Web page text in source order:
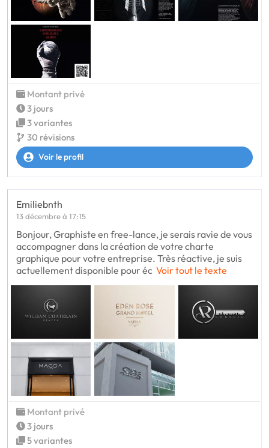
Montant privé
3 jours
3 variantes
30 révisions
Voir le profil
Emiliebnth
13 décembre à 17:15
Bonjour, Graphiste en free-lance, je serais ravie de vous
accompagner dans la création de votre charte
graphique pour votre entreprise. Très réactive, je suis
actuellement disponible pour éc Voir tout le texte
Montant privé
3 jours
5 variantes